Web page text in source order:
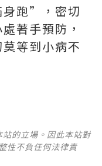
跑”，密切
著手預防，
等到小病不
的立場。因此本站對
性不負任何法律責